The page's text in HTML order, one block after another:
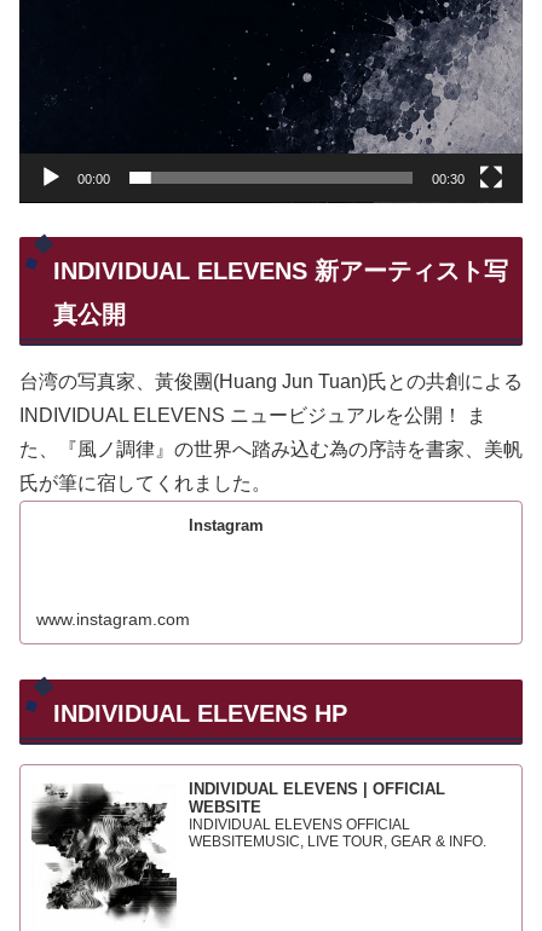
00:00 00:30
INDIVIDUAL ELEVENS 新アーティスト写
真公開
台湾の写真家、黃俊團(Huang Jun Tuan)氏との共創による
INDIVIDUAL ELEVENS ニュービジュアルを公開！ ま
た、『風ノ調律』の世界へ踏み込む為の序詩を書家、美帆
氏が筆に宿してくれました。
Instagram
www.instagram.com
INDIVIDUAL ELEVENS HP
INDIVIDUAL ELEVENS | OFFICIAL
WEBSITE
INDIVIDUAL ELEVENS OFFICIAL
WEBSITEMUSIC, LIVE TOUR, GEAR & INFO.